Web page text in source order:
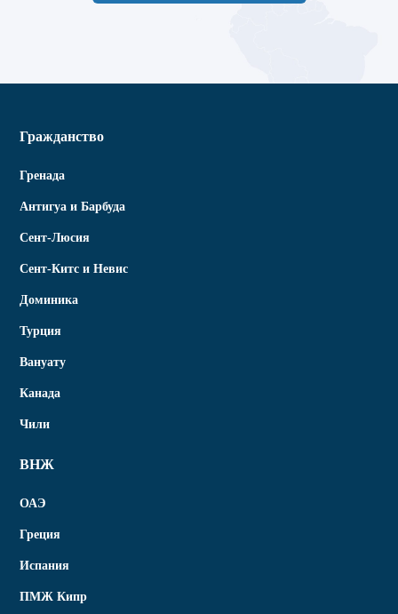
Гражданство
Гренада
Антигуа и Барбуда
Сент-Люсия
Сент-Китс и Невис
Доминика
Турция
Вануату
Канада
Чили
ВНЖ
ОАЭ
Греция
Испания
ПМЖ Кипр